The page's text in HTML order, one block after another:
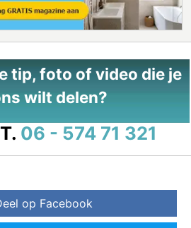
tip, foto of video die je
wilt delen?
T. 06 - 574 71 321
op Facebook